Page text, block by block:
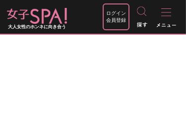
大人女性のホンネに向き合う
ログイン
会員登録